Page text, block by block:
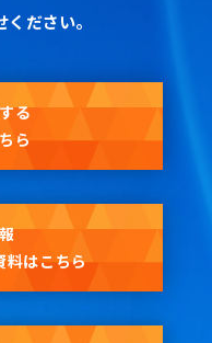
ださい。
る
ら
料はこちら